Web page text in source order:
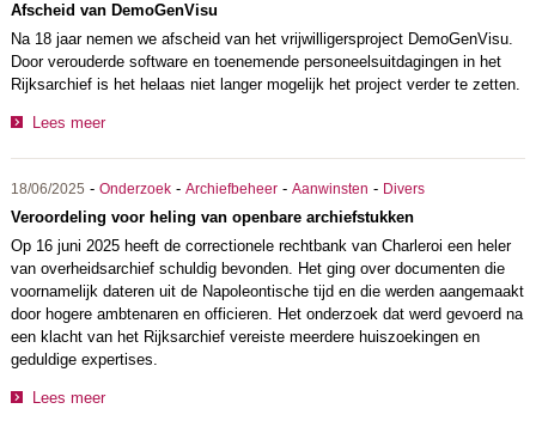
Afscheid van DemoGenVisu
Na 18 jaar nemen we afscheid van het vrijwilligersproject DemoGenVisu.
Door verouderde software en toenemende personeelsuitdagingen in het
Rijksarchief is het helaas niet langer mogelijk het project verder te zetten.
Lees meer
18/06/2025 - Onderzoek- Archiefbeheer- Aanwinsten - Divers
Veroordeling voor heling van openbare archiefstukken
Op 16 juni 2025 heeft de correctionele rechtbank van Charleroi een heler
van overheidsarchief schuldig bevonden. Het ging over documenten die
voornamelijk dateren uit de Napoleontische tijd en die werden aangemaakt
door hogere ambtenaren en officieren. Het onderzoek dat werd gevoerd na
een klacht van het Rijksarchief vereiste meerdere huiszoekingen en
geduldige expertises.
Lees meer